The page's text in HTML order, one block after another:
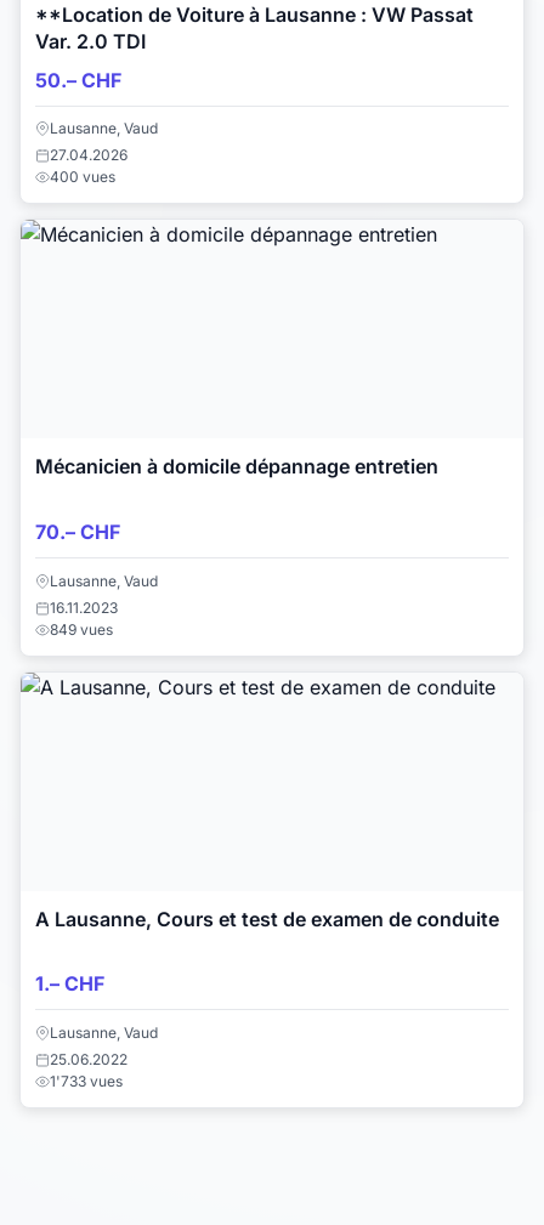
**Location de Voiture à Lausanne : VW Passat
Var. 2.0 TDI
50.– CHF
Lausanne, Vaud
27.04.2026
400 vues
Mécanicien à domicile dépannage entretien
70.– CHF
Lausanne, Vaud
16.11.2023
849 vues
A Lausanne, Cours et test de examen de conduite
1.– CHF
Lausanne, Vaud
25.06.2022
1'733 vues